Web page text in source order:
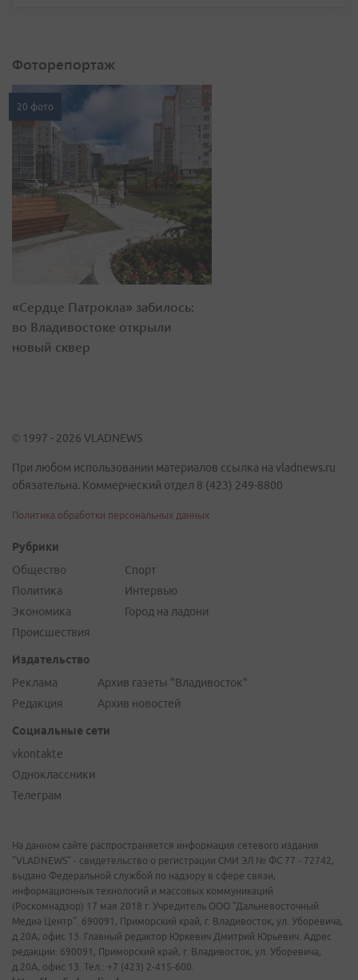
Фоторепортаж
20 фото
«Сердце Патрокла» забилось:
во Владивостоке открыли
новый сквер
© 1997 - 2026 VLADNEWS
При любом использовании материалов ссылка на vladnews.ru
обязательна. Коммерческий отдел 8 (423) 249-8800
Политика обработки персональных данных
Рубрики
Общество
Политика
Экономика
Происшествия
Спорт
Интервью
Город на ладони
Издательство
Реклама
Редакция
Архив газеты "Владивосток"
Архив новостей
Социальные сети
vkontakte
Одноклассники
Телеграм
На данном сайте распространяется информация сетевого издания
"VLADNEWS" - свидетельство о регистрации СМИ ЭЛ № ФС 77 - 72742,
выдано Федеральной службой по надзору в сфере связи,
информационных технологий и массовых коммуникаций
(Роскомнадзор) 17 мая 2018 г. Учредитель ООО "Дальневосточный
Медиа Центр". 690091, Приморский край, г. Владивосток, ул. Уборевича,
д.20А, офис 13. Главный редактор Юркевич Дмитрий Юрьевич. Адрес
редакции: 690091, Приморский край, г. Владивосток, ул. Уборевича,
д.20А, офис 13. Тел.: +7 (423) 2-415-600.